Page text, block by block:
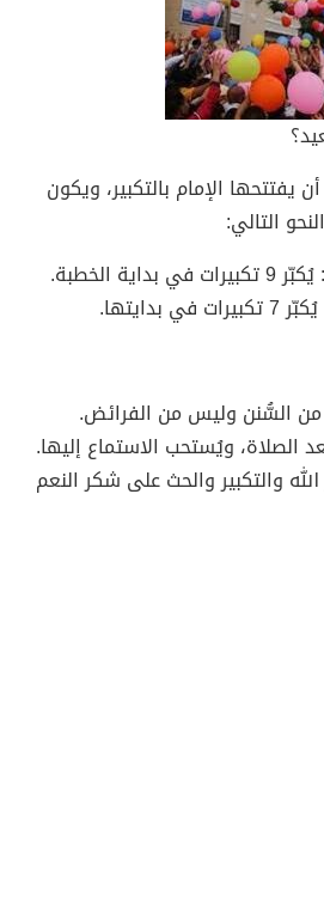
الإمام بالتكبير، ويكون
التالي:
الخطبة.
من السُّنن وليس من الفرائض.
الصلاة، ويُستحب الاستماع إليها.
والتكبير والحث على شكر النعم